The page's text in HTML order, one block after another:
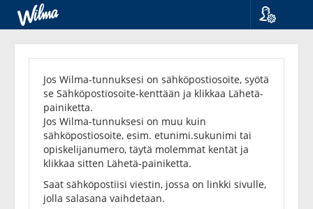
English
Unohditko
salasanasi?
Jos Wilma-tunnuksesi on sähköpostiosoite, syötä
se Sähköpostiosoite-kenttään ja klikkaa Lähetä-
painiketta.
Jos Wilma-tunnuksesi on muu kuin
sähköpostiosoite, esim. etunimi.sukunimi tai
opiskelijanumero, täytä molemmat kentät ja
klikkaa sitten Lähetä-painiketta.
Saat sähköpostiisi viestin, jossa on linkki sivulle,
jolla salasana vaihdetaan.